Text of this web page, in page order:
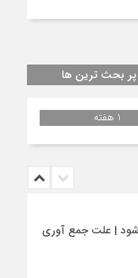
پر بحث ترین ها
1 هفته
شود | علت جمع آوری